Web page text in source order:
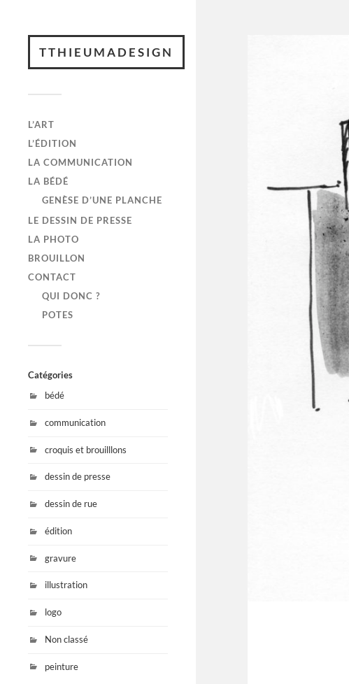
TTHIEUMADESIGN
L’ART
L’ÉDITION
LA COMMUNICATION
LA BÉDÉ
GENÈSE D’UNE PLANCHE
LE DESSIN DE PRESSE
LA PHOTO
BROUILLON
CONTACT
QUI DONC ?
POTES
Catégories
bédé
communication
croquis et brouilllons
dessin de presse
dessin de rue
édition
gravure
illustration
logo
Non classé
peinture